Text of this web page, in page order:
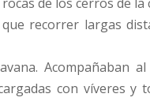
recorrer largas
Acompañaban
con víveres y